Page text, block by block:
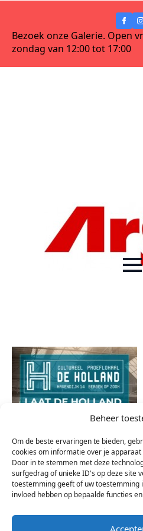
Beheer
Om de beste ervaringen te bieden,
cookies om informatie over je
Door in te stemmen met deze
surfgedrag of unieke ID's op deze site
toestemming geeft of uw toestemming
invloed hebben op bepaalde functies
Bezoek onze Galerie. Open
zondag van 12:00 tot 17:00